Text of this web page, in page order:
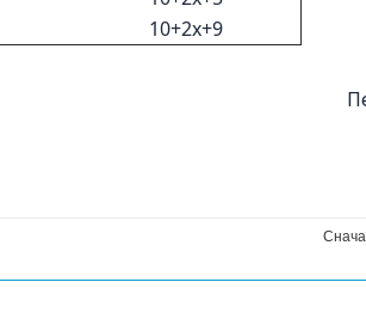
10+2x+9